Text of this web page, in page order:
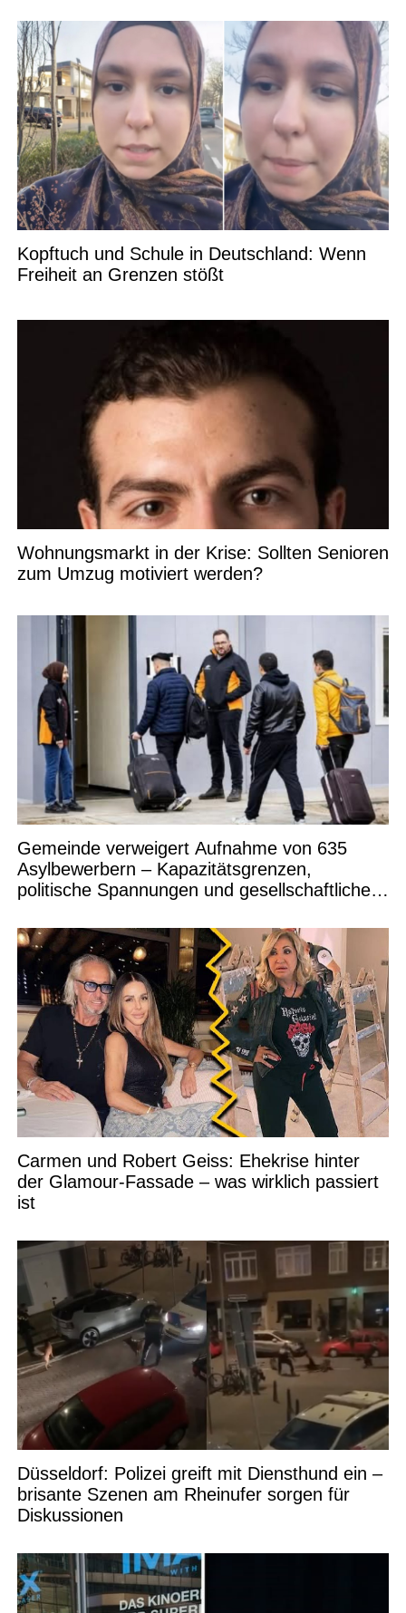
Kopftuch und Schule in Deutschland: Wenn
Freiheit an Grenzen stößt
Wohnungsmarkt in der Krise: Sollten Senioren
zum Umzug motiviert werden?
Gemeinde verweigert Aufnahme von 635
Asylbewerbern – Kapazitätsgrenzen,
politische Spannungen und gesellschaftliche
Carmen und Robert Geiss: Ehekrise hinter
der Glamour-Fassade – was wirklich passiert
ist
Düsseldorf: Polizei greift mit Diensthund ein –
brisante Szenen am Rheinufer sorgen für
Diskussionen